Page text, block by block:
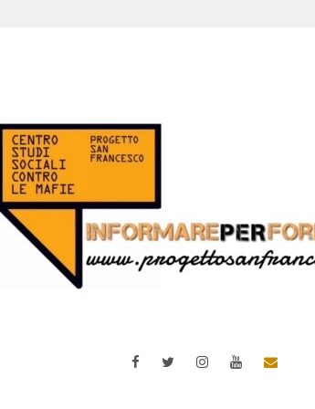
FacebookTwitterInstagramYouTubeEmail